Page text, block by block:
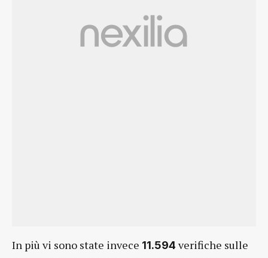
In più vi sono state invece 11.594 verifiche sulle